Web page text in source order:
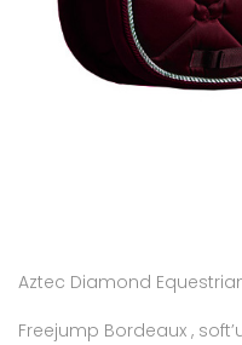
Aztec Diamond
Freejump Bordeaux ,